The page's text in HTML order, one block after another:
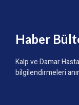
Haber
Kalp ve Damar
bilgilendirmeleri